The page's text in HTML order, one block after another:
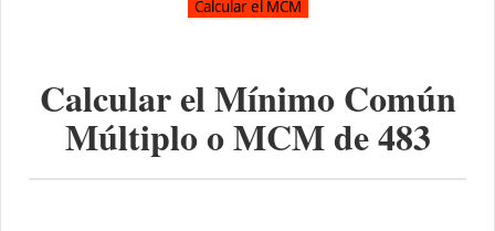
Calcular el Mínimo Común
Múltiplo o MCM de483